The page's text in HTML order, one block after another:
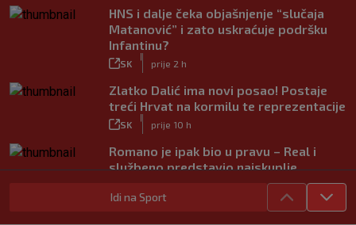
HNS i dalje čeka objašnjenje “slučaja
Matanović” i zato uskraćuje podršku
Infantinu?
SK prije 2 h
Zlatko Dalić ima novi posao! Postaje
treći Hrvat na kormilu te reprezentacije
SK prije 10 h
Romano je ipak bio u pravu – Real i
službeno predstavio najskuplje
SK
|
prije 4 h
Idi na Sport